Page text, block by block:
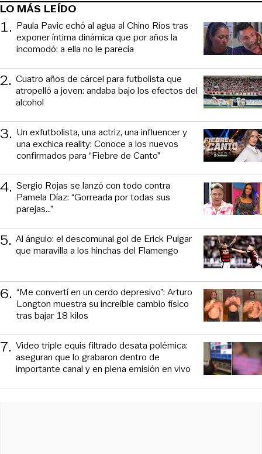
LO MÁS LEÍDO
1. Paula Pavic echó al agua al Chino Ríos tras
exponer íntima dinámica que por años la
incomodó: a ella no le parecía
2. Cuatro años de cárcel para futbolista que
atropelló a joven: andaba bajo los efectos del
alcohol
3. Un exfutbolista, una actriz, una influencer y
una exchica reality: Conoce a los nuevos
confirmados para “Fiebre de Canto”
4. Sergio Rojas se lanzó con todo contra
Pamela Díaz: “Gorreada por todas sus
parejas…”
5. Al ángulo: el descomunal gol de Erick Pulgar
que maravilla a los hinchas del Flamengo
6. “Me convertí en un cerdo depresivo”: Arturo
Longton muestra su increíble cambio físico
tras bajar 18 kilos
7. Video triple equis filtrado desata polémica:
aseguran que lo grabaron dentro de
importante canal y en plena emisión en vivo